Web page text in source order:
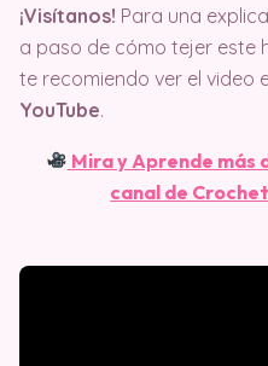
¡Visítanos! Para una
a paso de cómo tejer este
te recomiendo ver el video
YouTube.
Mira y Aprende más
canal de